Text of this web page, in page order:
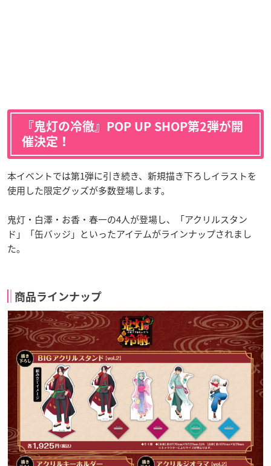
『鬼灯の冷徹』POP UP SHOP第2弾が開
催決定！
本イベントでは第1弾に引き続き、新規描き下ろしイラストを
使用した限定グッズが多数登場します。
鬼灯・白澤・お香・春一の4人が登場し、「アクリルスタン
ド」「缶バッジ」といったアイテムがラインナップされまし
た。
商品ラインナップ